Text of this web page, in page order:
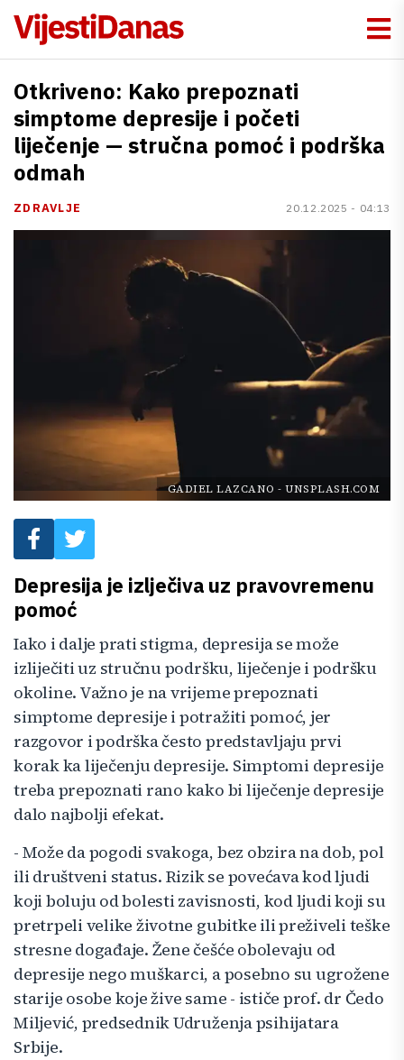
Otkriveno: Kako prepoznati
simptome depresije i početi
liječenje — stručna pomoć i podrška
odmah
ZDRAVLJE 20.12.2025 - 04:13
GADIEL LAZCANO - UNSPLASH.COM
Depresija je izlječiva uz pravovremenu
pomoć
Iako i dalje prati stigma, depresija se može
izliječiti uz stručnu podršku, liječenje i podršku
okoline. Važno je na vrijeme prepoznati
simptome depresije i potražiti pomoć, jer
razgovor i podrška često predstavljaju prvi
korak ka liječenju depresije. Simptomi depresije
treba prepoznati rano kako bi liječenje depresije
dalo najbolji efekat.
- Može da pogodi svakoga, bez obzira na dob, pol
ili društveni status. Rizik se povećava kod ljudi
koji boluju od bolesti zavisnosti, kod ljudi koji su
pretrpeli velike životne gubitke ili preživeli teške
stresne događaje. Žene češće obolevaju od
depresije nego muškarci, a posebno su ugrožene
starije osobe koje žive same - ističe prof. dr Čedo
Miljević, predsednik Udruženja psihijatara
Srbije.